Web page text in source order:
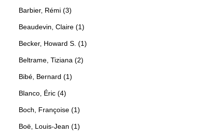
Barbier, Rémi (3)
Beaudevin, Claire (1)
Becker, Howard S. (1)
Beltrame, Tiziana (2)
Bibé, Bernard (1)
Blanco, Éric (4)
Boch, Françoise (1)
Boë, Louis-Jean (1)